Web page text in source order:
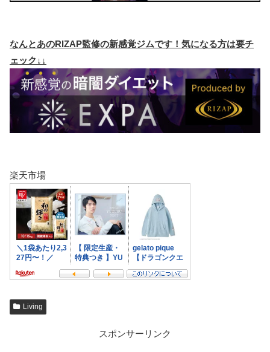
なんとあのRIZAP監修の新感覚ジムです！気になる方は要チ
ェック↓↓
楽天市場
Living
スポンサーリンク